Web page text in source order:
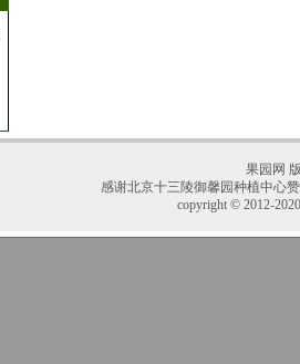
果园网
感谢北京十三陵御馨园种植中心
copyright © 2012-